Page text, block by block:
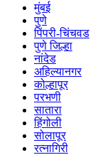
मुंबई
पुणे
पिंपरी-चिंचवड
पुणे जिल्हा
नांदेड
अहिल्यानगर
कोल्हापूर
परभणी
सातारा
हिंगोली
सोलापूर
रत्नागिरी